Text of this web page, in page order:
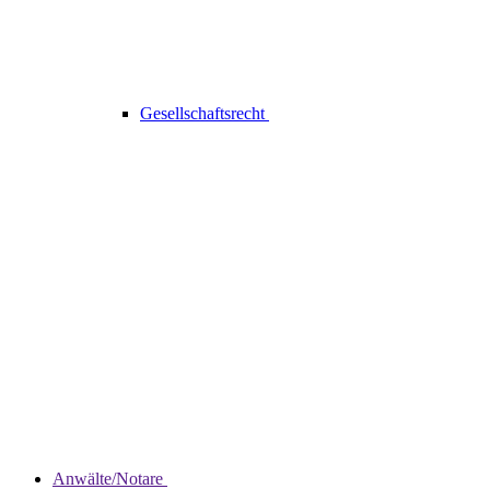
Gesellschaftsrecht
Anwälte/Notare